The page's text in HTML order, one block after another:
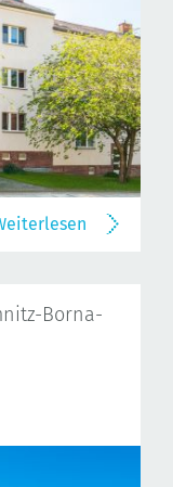
Borna-